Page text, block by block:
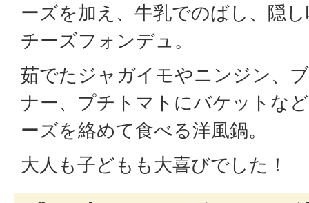
ーズを加え、牛乳でのばし、隠
チーズフォンデュ。
茹でたジャガイモやニンジン、
ナー、プチトマトにバケットな
ーズを絡めて食べる洋風鍋。
大人も子どもも大喜びでした！